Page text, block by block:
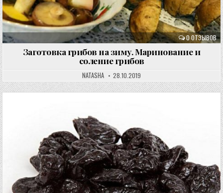
0 ОТЗЫВОВ
Заготовка грибов на зиму. Маринование и
соление грибов
NATASHA 28.10.2019